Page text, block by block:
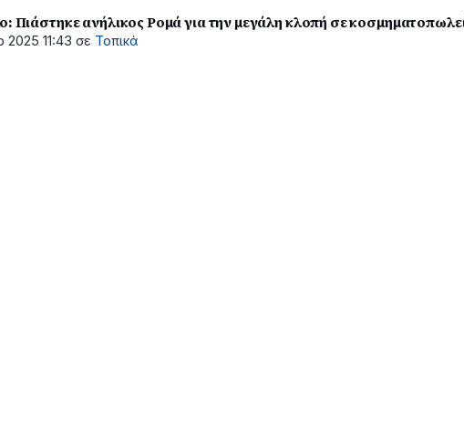
Πιάστηκε ανήλικος Ρομά για την μεγάλη κλοπή σε
11:43 σε Τοπικά